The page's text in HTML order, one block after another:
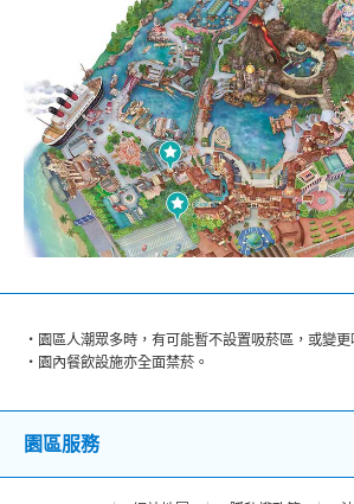
園區人潮眾多時，有可能暫不設置吸菸區，或變更
園內餐飲設施亦全面禁菸。
園區服務